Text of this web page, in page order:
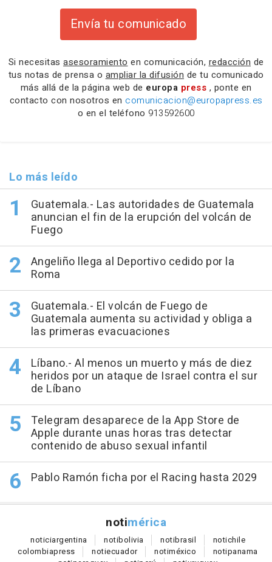
Envía tu comunicado
Si necesitas asesoramiento en comunicación, redacción de
tus notas de prensa o ampliar la difusión de tu comunicado
más allá de la página web de europa press , ponte en
contacto con nosotros en comunicacion@europapress.es
o en el teléfono 913592600
Lo más leído
Guatemala.- Las autoridades de Guatemala
anuncian el fin de la erupción del volcán de
Fuego
Angeliño llega al Deportivo cedido por la
Roma
Guatemala.- El volcán de Fuego de
Guatemala aumenta su actividad y obliga a
las primeras evacuaciones
Líbano.- Al menos un muerto y más de diez
heridos por un ataque de Israel contra el sur
de Líbano
Telegram desaparece de la App Store de
Apple durante unas horas tras detectar
contenido de abuso sexual infantil
Pablo Ramón ficha por el Racing hasta 2029
notimérica
noticiargentina notibolivia notibrasil notichile
colombiapress notiecuador notiméxico notipanama